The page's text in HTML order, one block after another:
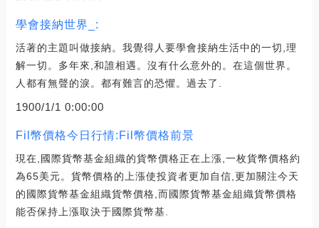
學會接納世界_:
活著的主題叫做接納。我覺得人要學會接納生活中的一切,理
解一切。多年來,和誰相遇。沒有什么意外的。在這個世界。
人都有無聲的淚。都有難言的恐懼。過去了.
1900/1/1 0:00:00
Fil幣價格今日行情:Fil幣價格前景
現在,國際貨幣基金組織的貨幣價格正在上漲,一枚貨幣價格約
為65美元。貨幣價格的上漲使投資者更加自信,更加關注今天
的國際貨幣基金組織貨幣價格,而國際貨幣基金組織貨幣價格
能否保持上漲取決于國際貨幣基.